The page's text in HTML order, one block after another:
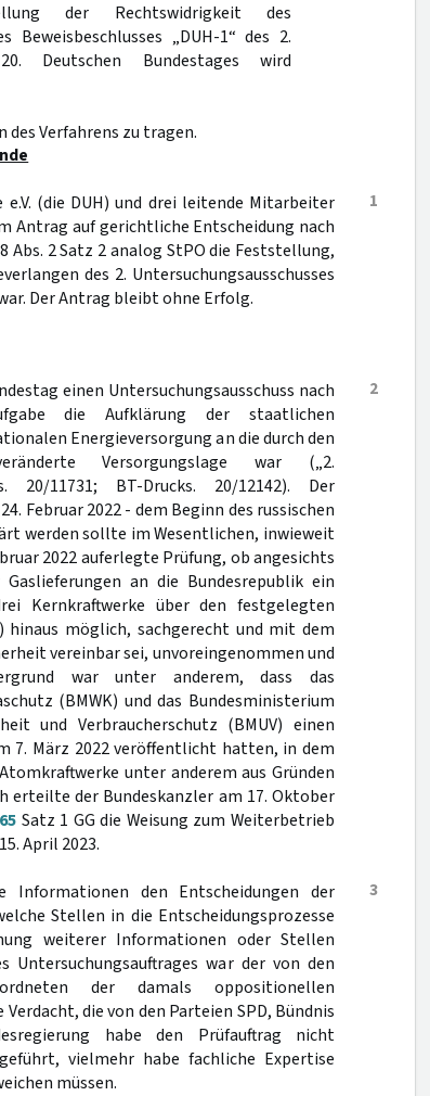
der Rechtswidrigkeit des
Beweisbeschlusses „DUH-1“ des 2.
20. Deutschen Bundestages wird
Verfahrens zu tragen.
1
(die DUH) und drei leitende Mitarbeiter
Antrag auf gerichtliche Entscheidung nach
Abs. 2 Satz 2 analog StPO die Feststellung,
des 2. Untersuchungsausschusses
Der Antrag bleibt ohne Erfolg.
2
einen Untersuchungsausschuss nach
die Aufklärung der staatlichen
Energieversorgung an die durch den
Versorgungslage war („2.
20/11731; BT-Drucks. 20/12142). Der
Februar 2022 - dem Beginn des russischen
werden sollte im Wesentlichen, inwieweit
2022 auferlegte Prüfung, ob angesichts
an die Bundesrepublik ein
Kernkraftwerke über den festgelegten
hinaus möglich, sachgerecht und mit dem
vereinbar sei, unvoreingenommen und
war unter anderem, dass das
(BMWK) und das Bundesministerium
und Verbraucherschutz (BMUV) einen
7. März 2022 veröffentlicht hatten, in dem
unter anderem aus Gründen
der Bundeskanzler am 17. Oktober
65 Satz 1 GG die Weisung zum Weiterbetrieb
April 2023.
3
Informationen den Entscheidungen der
Stellen in die Entscheidungsprozesse
weiterer Informationen oder Stellen
Untersuchungsauftrages war der von den
der damals oppositionellen
die von den Parteien SPD, Bündnis
habe den Prüfauftrag nicht
vielmehr habe fachliche Expertise
müssen.